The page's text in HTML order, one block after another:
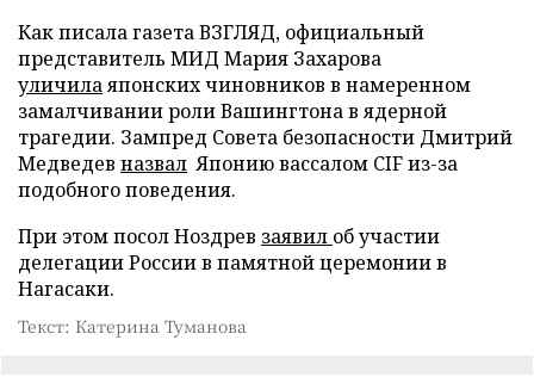
Как писала газета ВЗГЛЯД, официальный
представитель МИД Мария Захарова
уличилаяпонских чиновников в намеренном
замалчивании роли Вашингтона в ядерной
трагедии. Зампред Совета безопасности Дмитрий
Медведев назвал Японию вассалом CIF из-за
подобного поведения.
При этом посол Ноздрев заявил об участии
делегации России в памятной церемонии в
Нагасаки.
Текст: Катерина Туманова